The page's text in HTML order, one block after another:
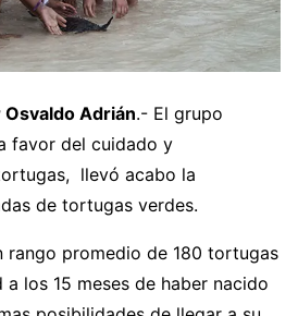
Osvaldo Adrián.- El grupo
favor del cuidado y
llevó acabo la
de tortugas verdes.
rango promedio de 180 tortugas
los 15 meses de haber nacido